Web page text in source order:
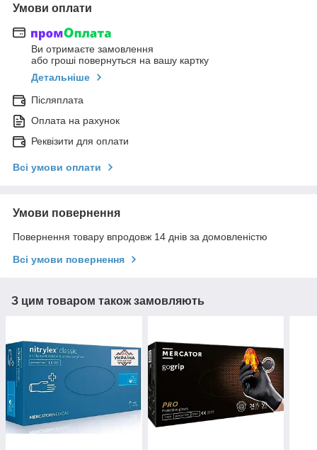
Умови оплати
Ви отримаєте замовлення
або гроші повернуться на вашу картку
Детальніше
Післяплата
Оплата на рахунок
Реквізити для оплати
Всі умови оплати
Умови повернення
Повернення товару впродовж 14 днів за домовленістю
Всі умови повернення
З цим товаром також замовляють